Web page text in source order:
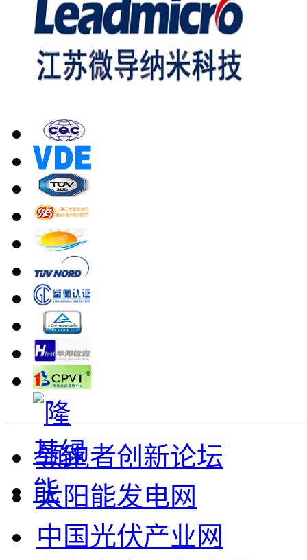
领跑者创新论坛
太阳能发电网
中国光伏产业网